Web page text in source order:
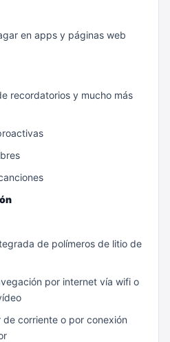
en apps y páginas web
recordatorios y mucho más
de polímeros de litio de
por internet vía wifi o
corriente o por conexión